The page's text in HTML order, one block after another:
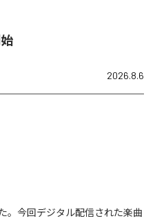
2026.8.6
。今回デジタル配信された楽曲